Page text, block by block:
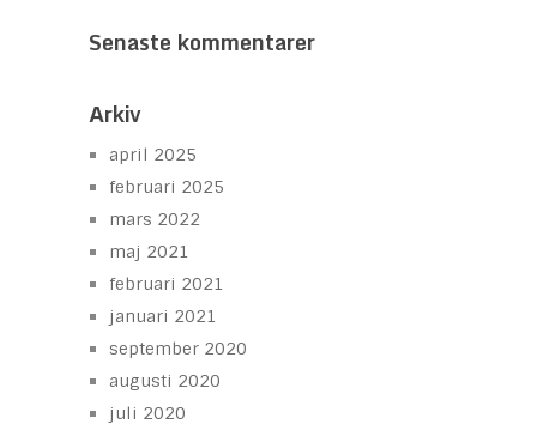
Senaste kommentarer
Arkiv
april 2025
februari 2025
mars 2022
maj 2021
februari 2021
januari 2021
september 2020
augusti 2020
juli 2020